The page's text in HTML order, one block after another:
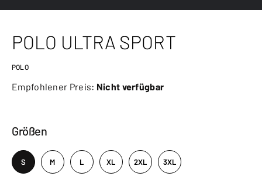
POLO ULTRA SPORT
POLO
Empfohlener Preis: Nicht verfügbar
Größen
S M L XL 2XL 3XL